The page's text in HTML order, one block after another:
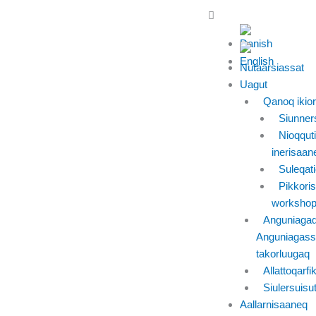
Main
Nutaarsiassat
Uagut
Qanoq
takorluugaq
Allattoqarfik
Siulersuisut
Aallarnisaaneq